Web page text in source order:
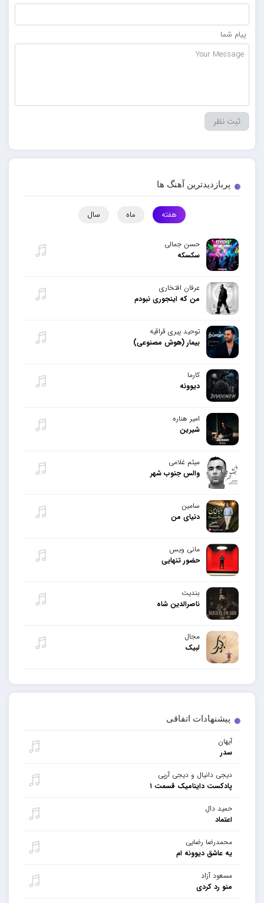
پیشنهادات اتفاقی
آیهان
سدر
دیجی دانیال و دیجی آرپی
پادکست داینامیک قسمت ۱
حمید دال
اعتماد
محمدرضا رضایی
یه عاشق دیوونه ام
مسعود آزاد
منو رد کردی
پیام شما
پربازدیدترین آهنگ ها
هفته ماه سال
حسن جمالی
سکسکه
عرفان افتخاری
من که اینجوری نبودم
توحید پیری قراقیه
بیمار (هوش مصنوعی)
کارما
دیوونه
امیر هناره
شیرین
میثم غلامی
والس جنوب شهر
سامین
دنیای من
مانی ویس
حضور تنهایی
بندیت
ناصرالدین شاه
مجال
لبیک